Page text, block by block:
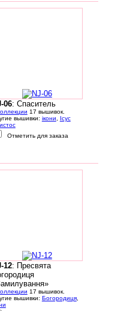
06: Спаситель
17 вышивок.
вышивки: ікони, Ісус
Отметить для заказа
12: Пресвята
17 вышивок.
вышивки: Богородиця,